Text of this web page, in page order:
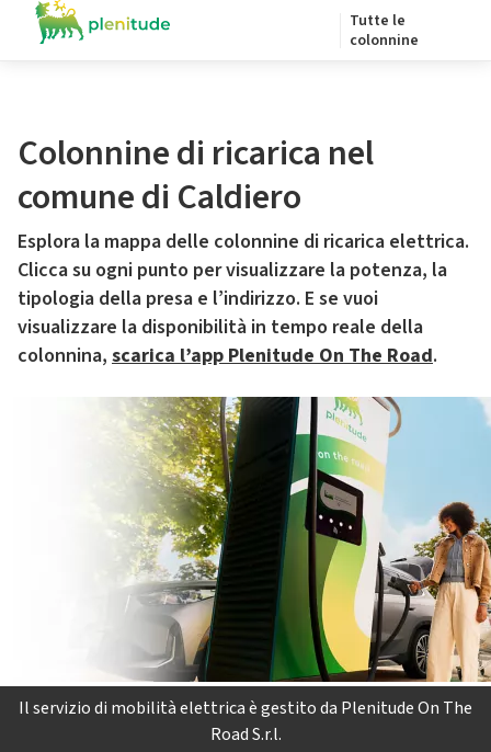
Tutte le
colonnine
Colonnine di ricarica nel
comune di Caldiero
Esplora la mappa delle colonnine di ricarica elettrica.
Clicca su ogni punto per visualizzare la potenza, la
tipologia della presa e l’indirizzo. E se vuoi
visualizzare la disponibilità in tempo reale della
colonnina, scarica l’app Plenitude On The Road.
Il servizio di mobilità elettrica è gestito da Plenitude On The
Road S.r.l.